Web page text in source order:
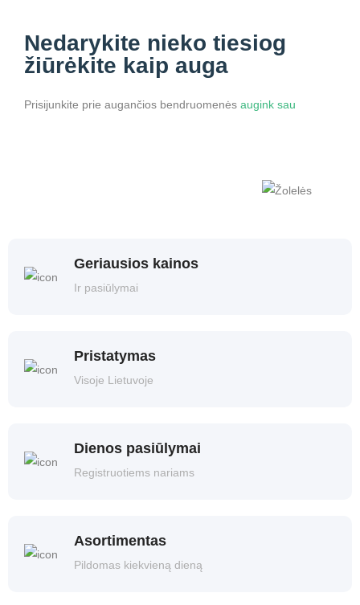
Nedarykite nieko tiesiog
žiūrėkite kaip auga
Prisijunkite prie augančios bendruomenės augink sau
Geriausios kainos
Ir pasiūlymai
Pristatymas
Visoje Lietuvoje
Dienos pasiūlymai
Registruotiems nariams
Asortimentas
Pildomas kiekvieną dieną